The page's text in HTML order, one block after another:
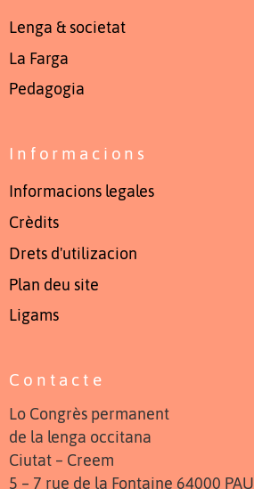
Lenga & societat
La Farga
Pedagogia
Informacions
Informacions legales
Crèdits
Drets d'utilizacion
Plan deu site
Ligams
Contacte
Lo Congrès permanent
de la lenga occitana
Ciutat – Creem
5 – 7 rue de la Fontaine 64000 PAU